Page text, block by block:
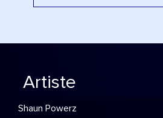
Artiste
Shaun Powerz